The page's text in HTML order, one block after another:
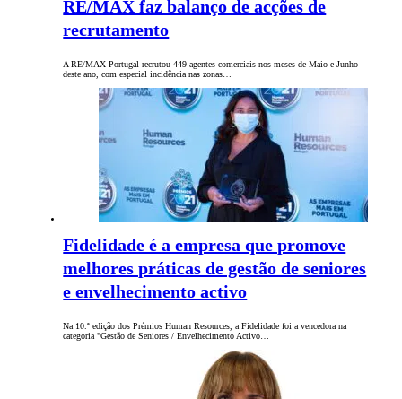
RE/MAX faz balanço de acções de
recrutamento
A RE/MAX Portugal recrutou 449 agentes comerciais nos meses de Maio e Junho
deste ano, com especial incidência nas zonas…
Fidelidade é a empresa que promove
melhores práticas de gestão de seniores
e envelhecimento activo
Na 10.ª edição dos Prémios Human Resources, a Fidelidade foi a vencedora na
categoria "Gestão de Seniores / Envelhecimento Activo…